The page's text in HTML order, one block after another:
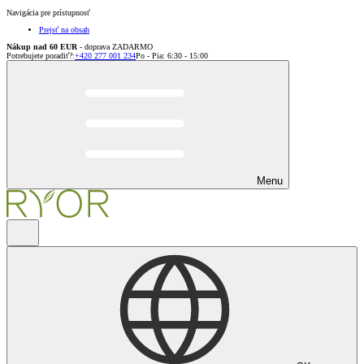
Navigácia pre prístupnosť
Prejsť na obsah
Nákup nad 60 EUR - doprava ZADARMO
Potrebujete poradiť?:+420 277 001 234Po - Pia: 6:30 - 15:00
Menu